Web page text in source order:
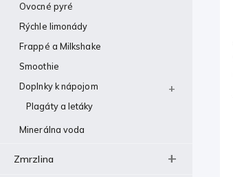
Ovocné pyré
Rýchle limonády
Frappé a Milkshake
Smoothie
Doplnky k nápojom
Plagáty a letáky
Minerálna voda
Zmrzlina